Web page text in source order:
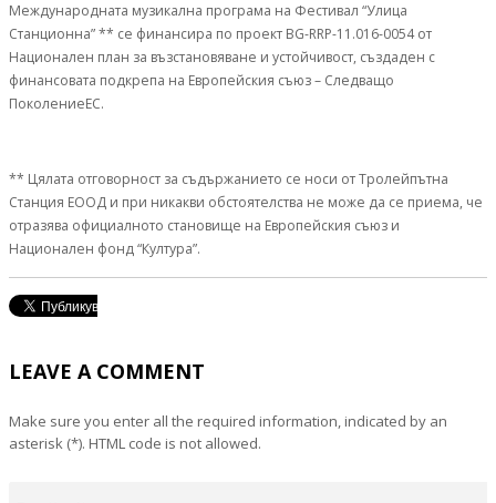
Международната музикална програма на Фестивал “Улица
Станционна” ** се финансира по проект BG-RRP-11.016-0054 от
Национален план за възстановяване и устойчивост, създаден с
финансовата подкрепа на Европейския съюз – Следващо
ПоколениеЕС.
** Цялата отговорност за съдържанието се носи от Тролейпътна
Станция ЕООД и при никакви обстоятелства не може да се приема, че
отразява официалното становище на Европейския съюз и
Национален фонд “Култура”.
LEAVE A COMMENT
Make sure you enter all the required information, indicated by an
asterisk (*). HTML code is not allowed.